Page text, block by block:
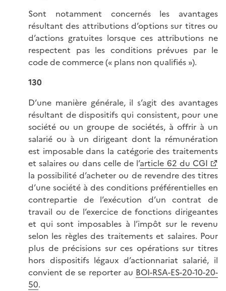
Sont notamment concernés les avantages
résultant des attributions d’options sur titres ou
d’actions gratuites lorsque ces attributions ne
respectent pas les conditions prévues par le
code de commerce (« plans non qualifiés »).
130
D’une manière générale, il s’agit des avantages
résultant de dispositifs qui consistent, pour une
société ou un groupe de sociétés, à offrir à un
salarié ou à un dirigeant dont la rémunération
est imposable dans la catégorie des traitements
et salaires ou dans celle de l’article 62 du CGI
la possibilité d’acheter ou de revendre des titres
d’une société à des conditions préférentielles en
contrepartie de l’exécution d’un contrat de
travail ou de l’exercice de fonctions dirigeantes
et qui sont imposables à l’impôt sur le revenu
selon les règles des traitements et salaires. Pour
plus de précisions sur ces opérations sur titres
hors dispositifs légaux d’actionnariat salarié, il
convient de se reporter au BOI-RSA-ES-20-10-20-
50.